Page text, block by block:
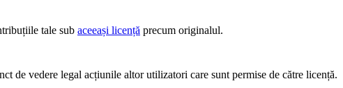
tale sub aceeași licență precum originalul.
de vedere legal acțiunile altor utilizatori care sunt permise de către licență.